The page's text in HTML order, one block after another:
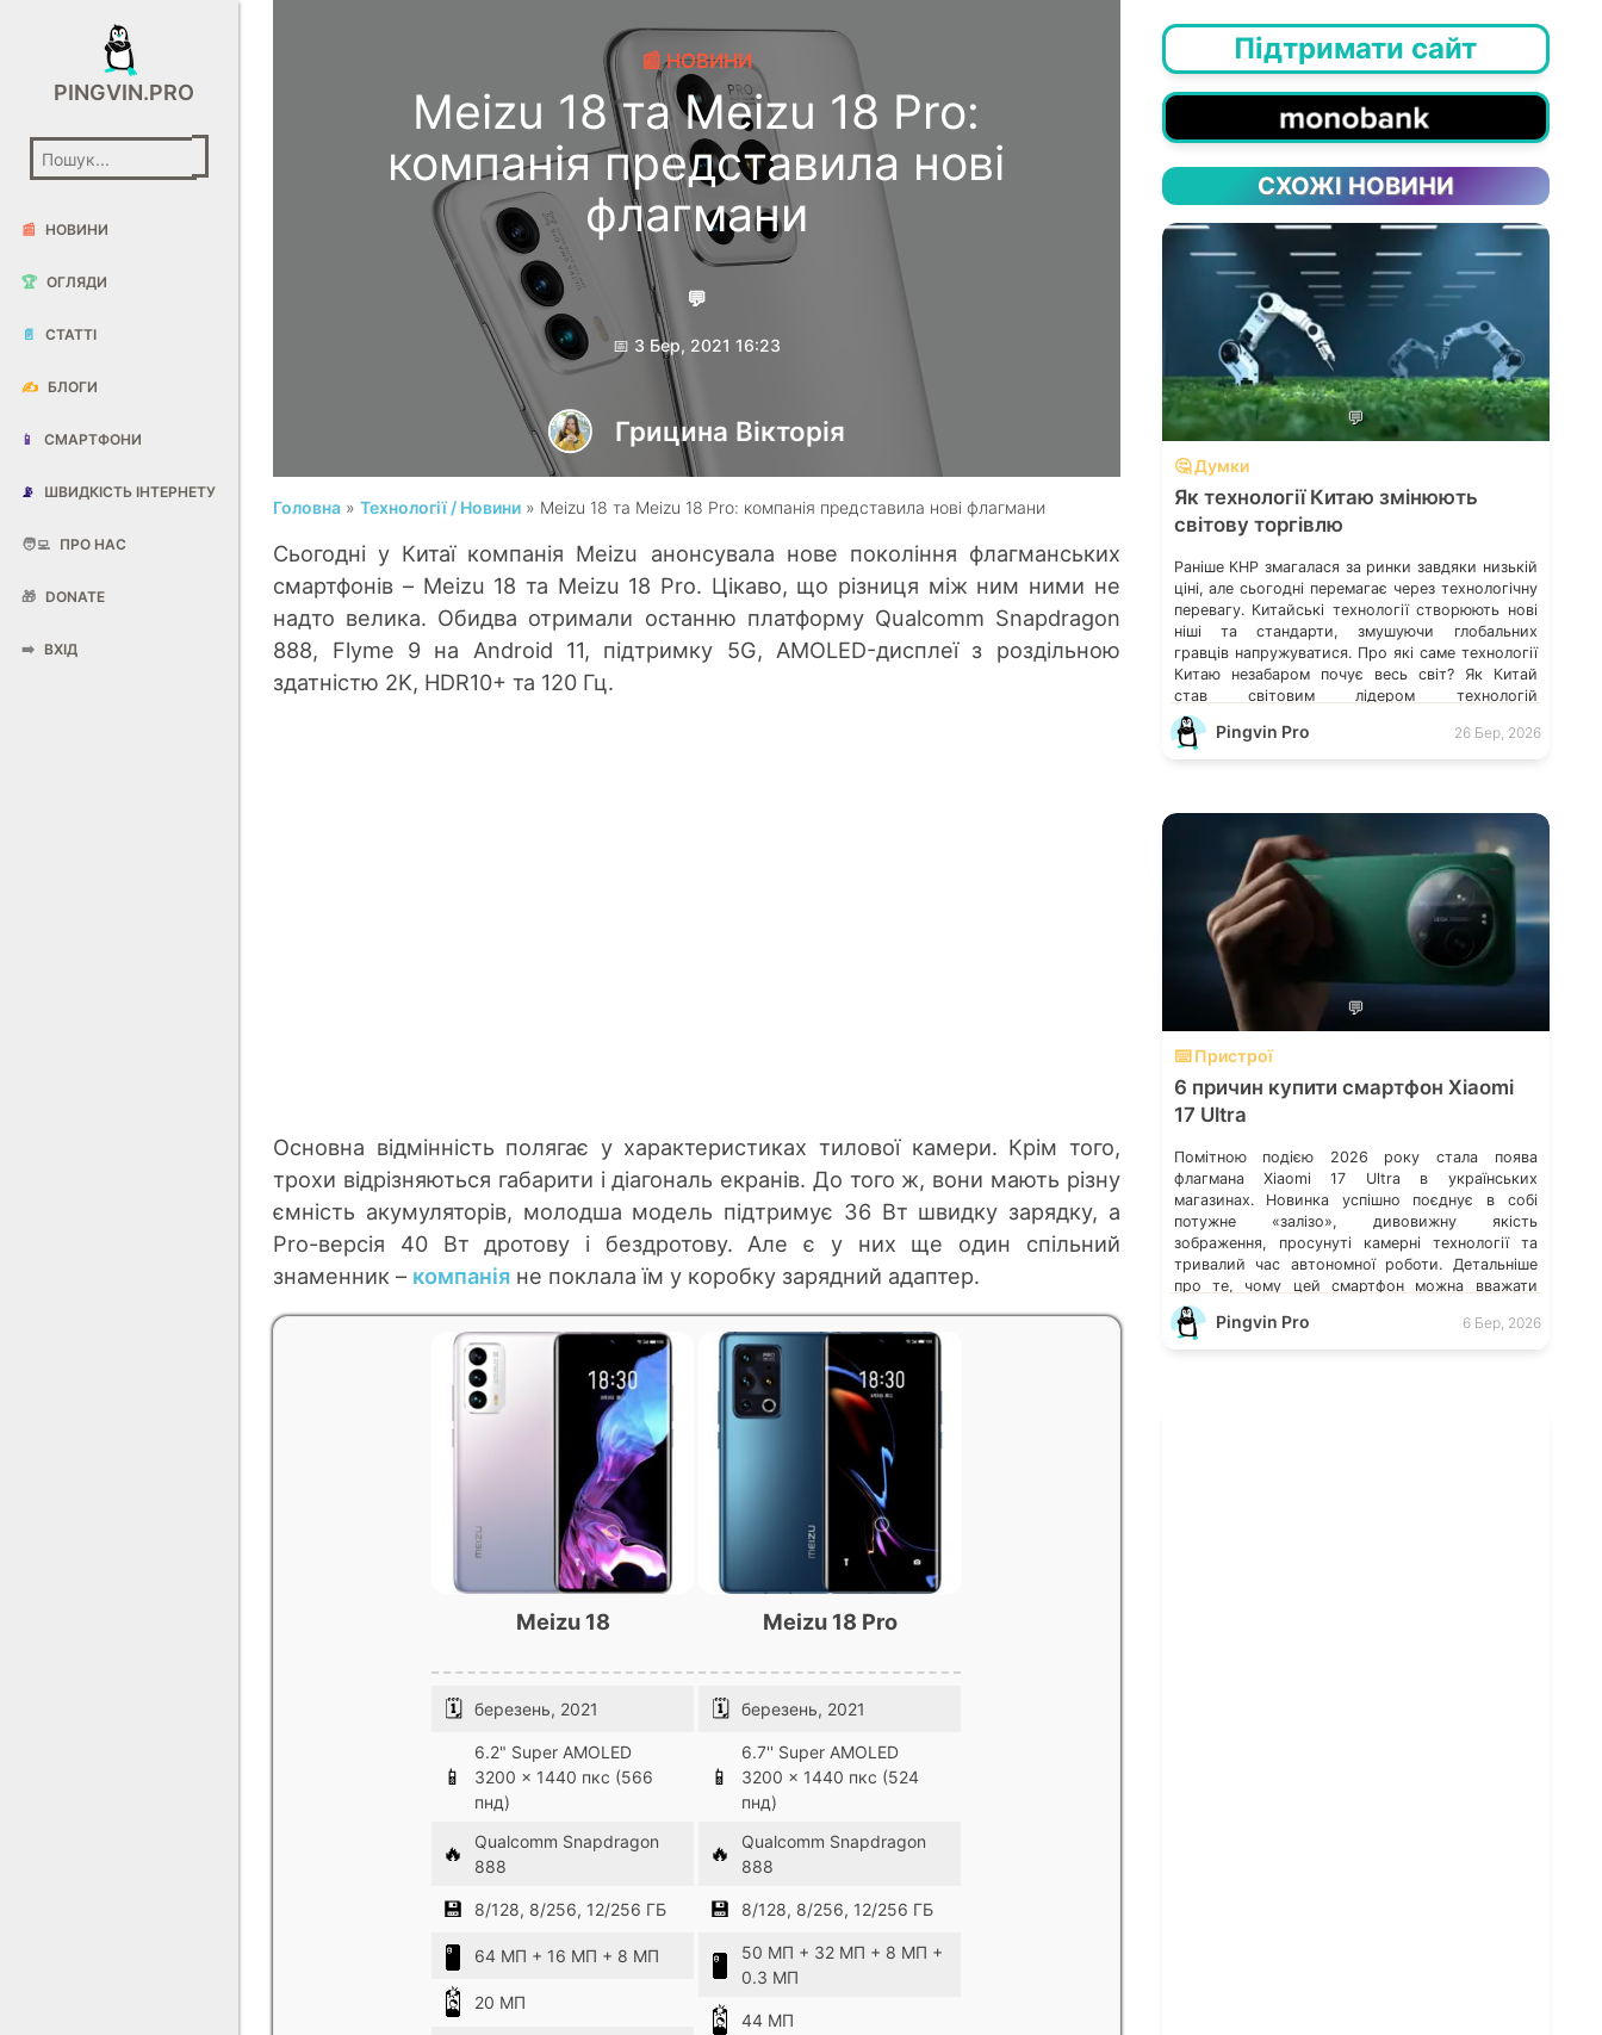
PINGVIN.PRO
📰 НОВИНИ
🏆 ОГЛЯДИ
📄 СТАТТІ
✍️ БЛОГИ
📱 СМАРТФОНИ
📡 ШВИДКІСТЬ ІНТЕРНЕТУ
🧑‍💻 ПРО НАС
🎁 DONATE
➡️ ВХІД
📰 НОВИНИ
Meizu 18 та Meizu 18 Pro:
компанія представила нові
флагмани
💬
📅 3 Бер, 2021 16:23
Грицина Вікторія
Головна »Технології / Новини » Meizu 18 та Meizu 18 Pro: компанія представила нові флагмани
Сьогодні у Китаї компанія Meizu анонсувала нове покоління флагманських
смартфонів – Meizu 18 та Meizu 18 Pro. Цікаво, що різниця між ним ними не
надто велика. Обидва отримали останню платформу Qualcomm Snapdragon
888, Flyme 9 на Android 11, підтримку 5G, AMOLED-дисплеї з роздільною
здатністю 2K, HDR10+ та 120 Гц.
Основна відмінність полягає у характеристиках тилової камери. Крім того,
трохи відрізняються габарити і діагональ екранів. До того ж, вони мають різну
ємність акумуляторів, молодша модель підтримує 36 Вт швидку зарядку, а
Pro-версія 40 Вт дротову і бездротову. Але є у них ще один спільний
знаменник – компанія не поклала їм у коробку зарядний адаптер.
Meizu 18
🗓 березень, 2021
📱
6.2" Super AMOLED
3200 x 1440 пкс (566
пнд)
🔥
Qualcomm Snapdragon
888
💾 8/128, 8/256, 12/256 ГБ
64 МП + 16 МП + 8 МП
20 МП
Meizu 18 Pro
🗓 березень, 2021
📱
6.7'' Super AMOLED
3200 x 1440 пкс (524
пнд)
🔥
Qualcomm Snapdragon
888
💾 8/128, 8/256, 12/256 ГБ
50 МП + 32 МП + 8 МП +
0.3 МП
44 МП
Підтримати сайт
СХОЖІ НОВИНИ
💬
🤔 Думки
Як технології Китаю змінюють
світову торгівлю
Раніше КНР змагалася за ринки завдяки низькій
ціні, але сьогодні перемагає через технологічну
перевагу. Китайські технології створюють нові
ніші та стандарти, змушуючи глобальних
гравців напружуватися. Про які саме технології
Китаю незабаром почує весь світ? Як Китай
став світовим лідером технологій
Технологічність країни — це не випадковість, а
результат колосальних державних інвестицій,
Pingvin Pro 26 Бер, 2026
💬
⌨️ Пристрої
6 причин купити смартфон Xiaomi
17 Ultra
Помітною подією 2026 року стала поява
флагмана Xiaomi 17 Ultra в українських
магазинах. Новинка успішно поєднує в собі
потужне «залізо», дивовижну якість
зображення, просунуті камерні технології та
тривалий час автономної роботи. Детальніше
про те, чому цей смартфон можна вважати
одним з найкращих пропозицій на ринку у
своєму класі, розповідаємо в статті нижче.
Pingvin Pro 6 Бер, 2026